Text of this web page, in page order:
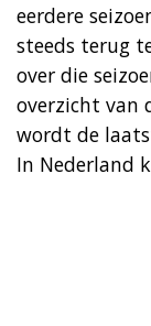
eerdere
steeds terug
over die
overzicht van
wordt de
In Nederland